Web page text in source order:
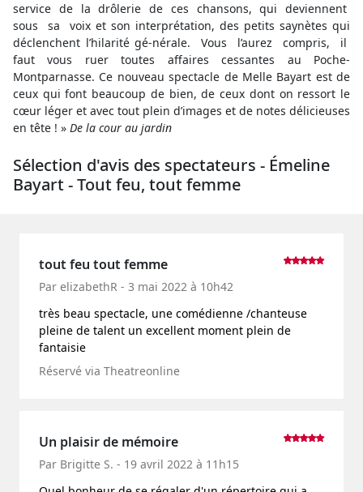
service de la drôlerie de ces chansons, qui deviennent
sous sa voix et son interprétation, des petits saynètes qui
déclenchent l’hilarité gé-nérale. Vous l’aurez compris, il
faut vous ruer toutes affaires cessantes au Poche-
Montparnasse. Ce nouveau spectacle de Melle Bayart est de
ceux qui font beaucoup de bien, de ceux dont on ressort le
cœur léger et avec tout plein d’images et de notes délicieuses
en tête ! » De la cour au jardin
Sélection d'avis des spectateurs - Émeline
Bayart - Tout feu, tout femme
tout feu tout femme
Par elizabethR - 3 mai 2022 à 10h42
très beau spectacle, une comédienne /chanteuse
pleine de talent un excellent moment plein de
fantaisie
Réservé via Theatreonline
Un plaisir de mémoire
Par Brigitte S. - 19 avril 2022 à 11h15